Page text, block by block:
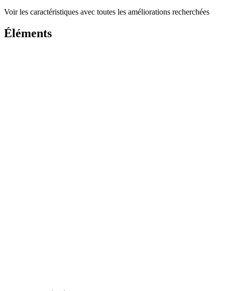
Voir les caractéristiques avec toutes les améliorations recherchées
Éléments